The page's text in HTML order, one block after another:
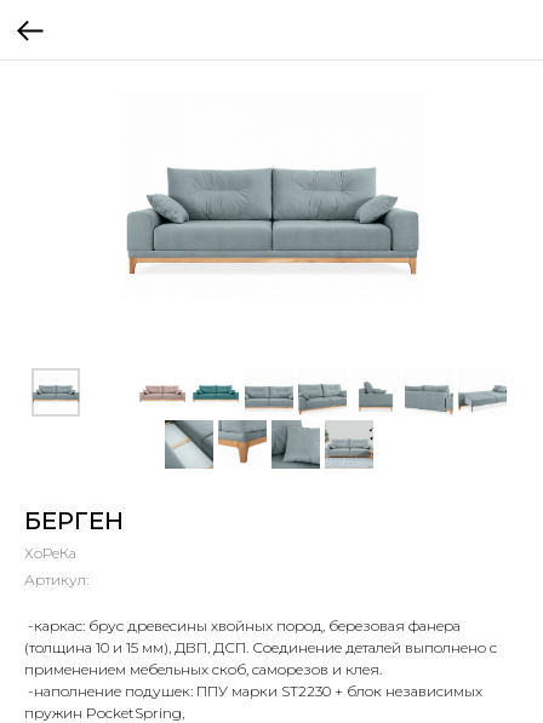
БЕРГЕН
ХоРеКа
Артикул:
-каркас: брус древесины хвойных пород, березовая фанера
(толщина 10 и 15 мм), ДВП, ДСП. Соединение деталей выполнено с
применением мебельных скоб, саморезов и клея.
-наполнение подушек: ППУ марки ST2230 + блок независимых
пружин PocketSpring,